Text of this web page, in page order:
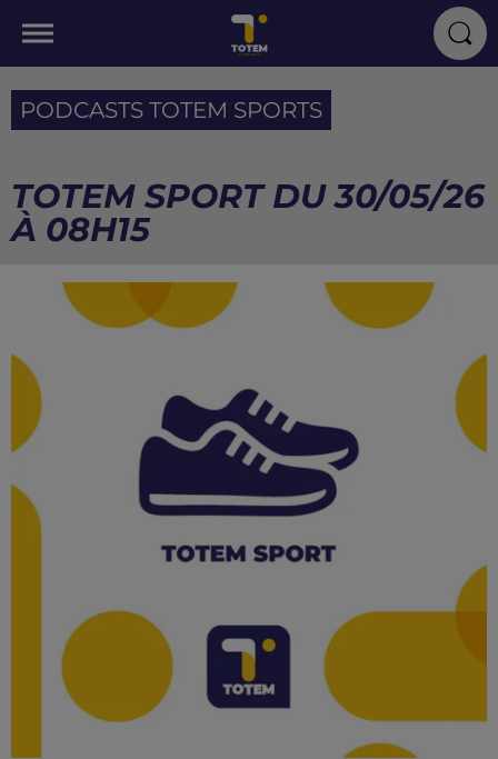
PODCASTS TOTEM SPORTS
TOTEM SPORT DU 30/05/26
À 08H15